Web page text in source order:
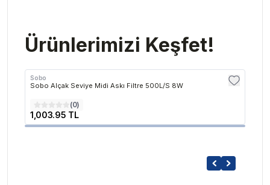
Ürünlerimizi Keşfet!
Sobo
Sobo Alçak Seviye Midi Askı Filtre 500L/S 8W
(0)
1,003.95 TL